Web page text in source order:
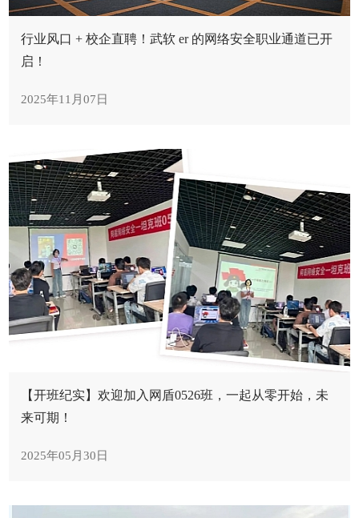
行业风口 + 校企直聘！武软 er 的网络安全职业通道已开
启！
2025年11月07日
【开班纪实】欢迎加入网盾0526班，一起从零开始，未
来可期！
2025年05月30日